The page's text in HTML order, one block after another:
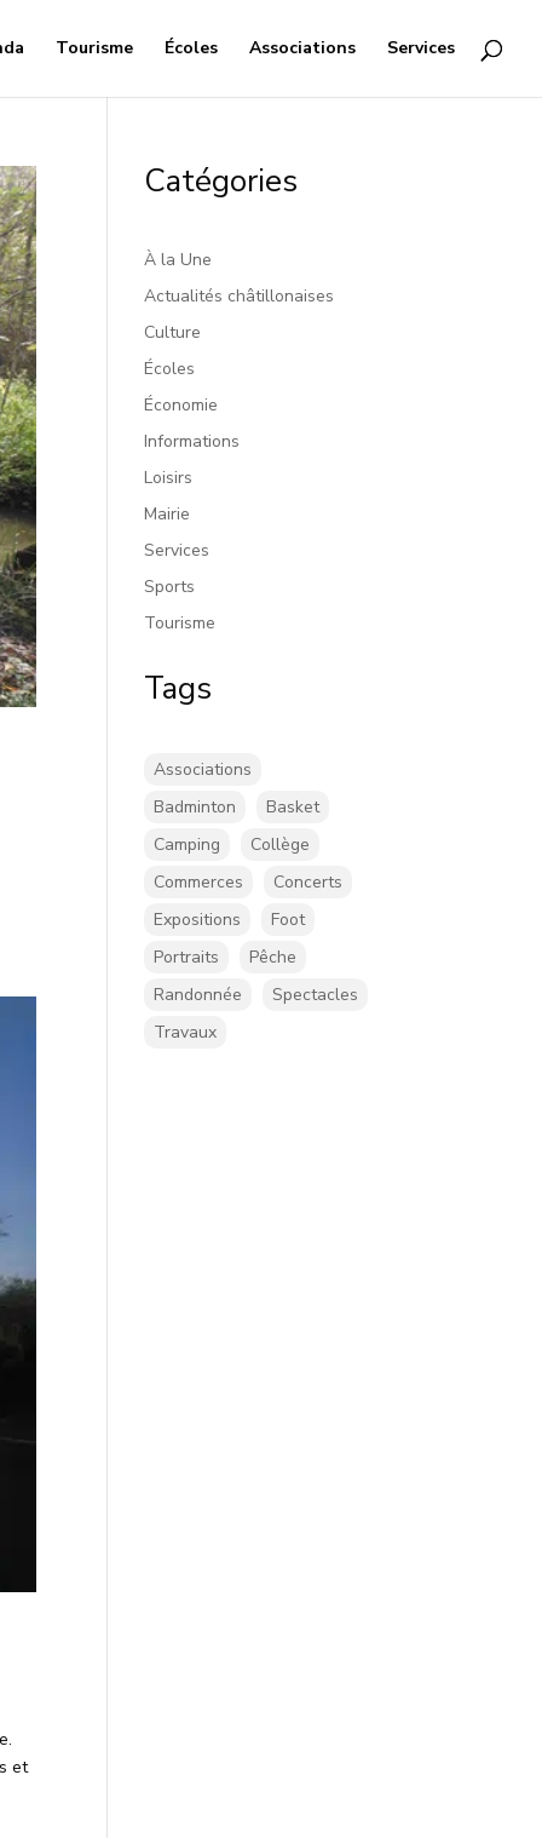
Tourisme Écoles Associations Services
et
Catégories
À la Une
Actualités châtillonaises
Culture
Écoles
Économie
Informations
Loisirs
Mairie
Services
Sports
Tourisme
Tags
Associations
Badminton
Basket
Camping
Collège
Commerces
Concerts
Expositions
Foot
Portraits
Pêche
Randonnée
Spectacles
Travaux